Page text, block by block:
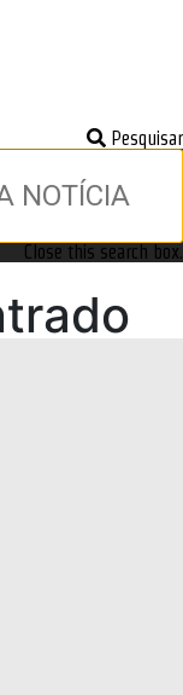
Pesquisar
Close this search box.